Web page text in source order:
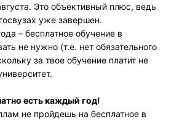
Это объективный плюс, ведь
уже завершен.
– бесплатное обучение в
не нужно (т.е. нет обязательного
за твое обучение платит не
есть каждый год!
не пройдешь на бесплатное в